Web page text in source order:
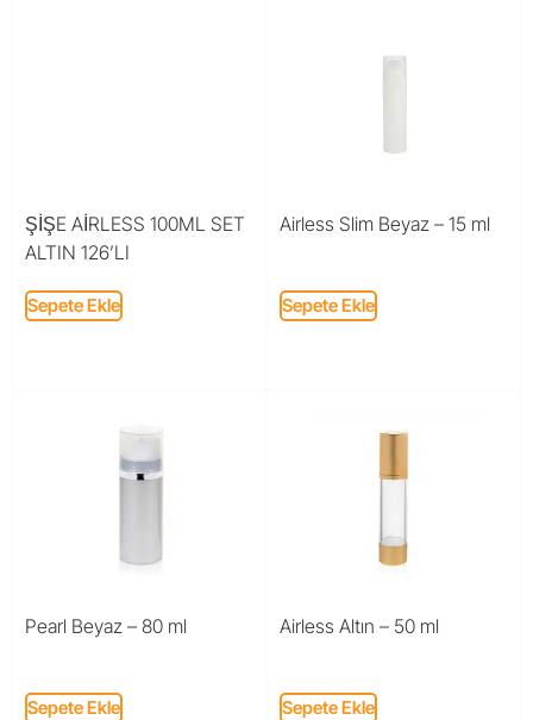
ŞİŞE AİRLESS 100ML SET
ALTIN 126’LI
Sepete Ekle
Airless Slim Beyaz – 15 ml
Sepete Ekle
Pearl Beyaz – 80 ml
Sepete Ekle
Airless Altın – 50 ml
Sepete Ekle